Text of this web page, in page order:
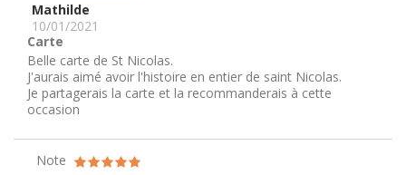
Mathilde
10/01/2021
Carte
Belle carte de St Nicolas.
J'aurais aimé avoir l'histoire en entier de saint Nicolas.
Je partagerais la carte et la recommanderais à cette
occasion
Note